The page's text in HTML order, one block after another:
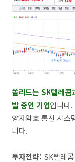
쏠리드는 SK텔레콤
발 중인 기업입니다.
양자암호 통신 시스
니다.
투자전략: SK텔레